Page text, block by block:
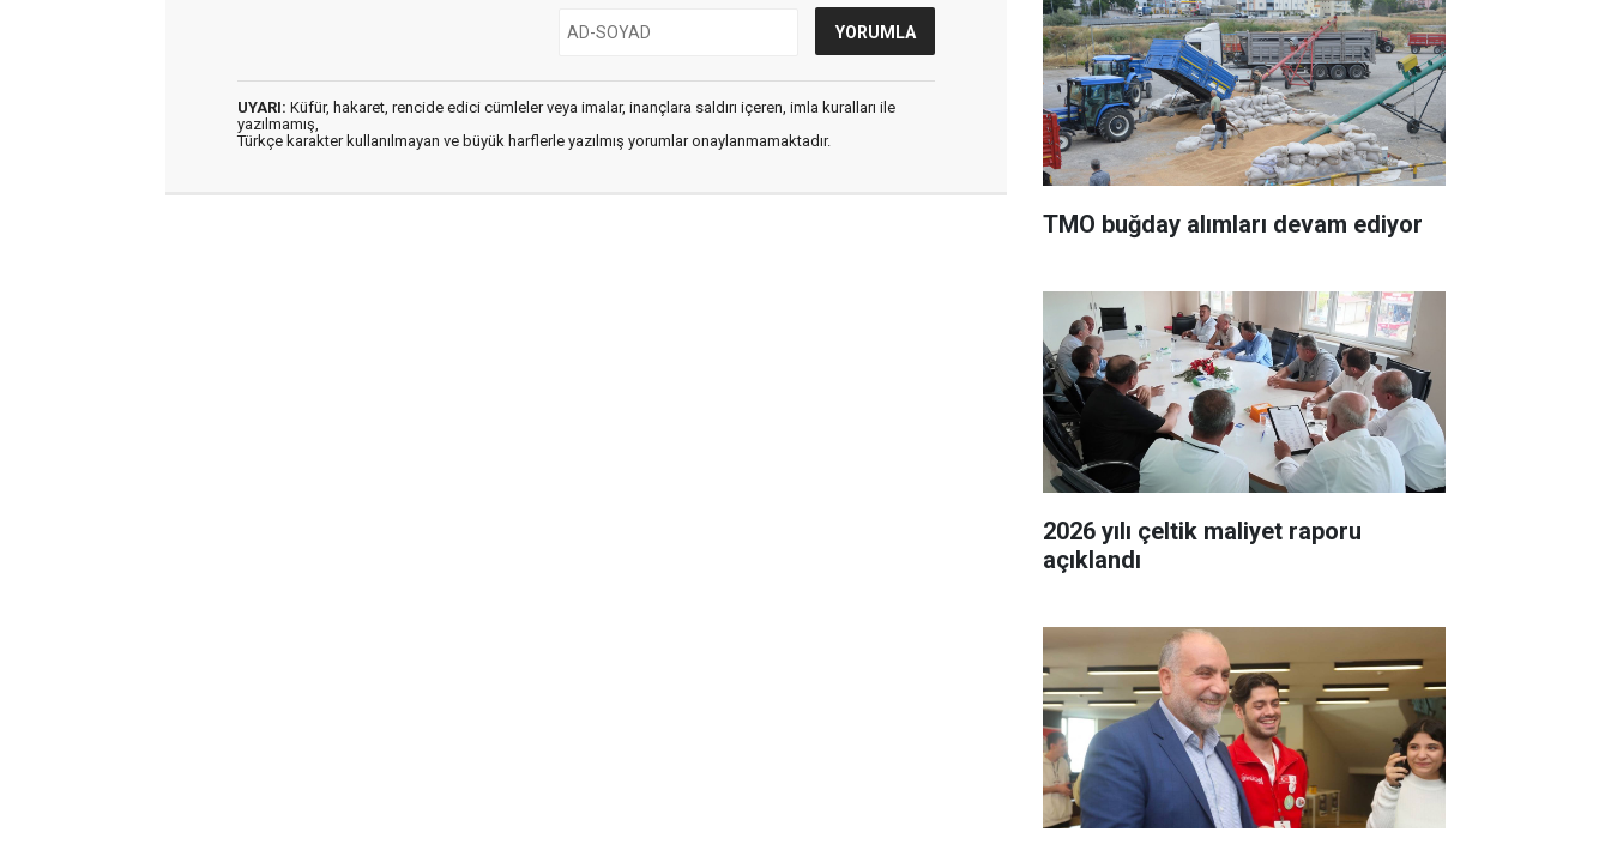
UYARI: Küfür, hakaret, rencide edici cümleler veya imalar, inançlara saldırı içeren, imla kuralları ile
yazılmamış,
Türkçe karakter kullanılmayan ve büyük harflerle yazılmış yorumlar onaylanmamaktadır.
TMO buğday alımları devam ediyor
2026 yılı çeltik maliyet raporu
açıklandı